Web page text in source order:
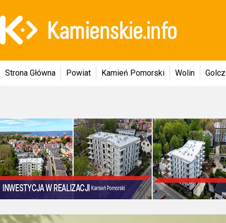
Strona Główna Powiat Kamień Pomorski Wolin